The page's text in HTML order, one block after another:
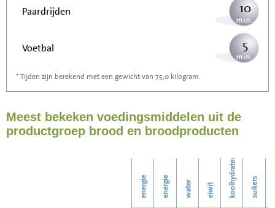
Paardrijden 10
Voetbal 5
Stofzuigen
Strijken 17
19
* Tijden zijn berekend met een gewicht van 75,0 kilogram.
Meest bekeken voedingsmiddelen uit de
productgroep brood en broodproducten
energie energie water eiwit koolhydraten suikers